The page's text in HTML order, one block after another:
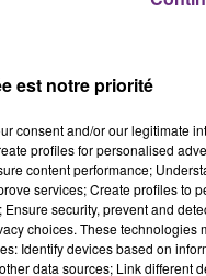
est notre priorité
consent and/or our legitimate
profiles for personalised
content performance;
services; Create profiles to
security, prevent and
choices. These technologies
Identify devices based on
data sources; Link different